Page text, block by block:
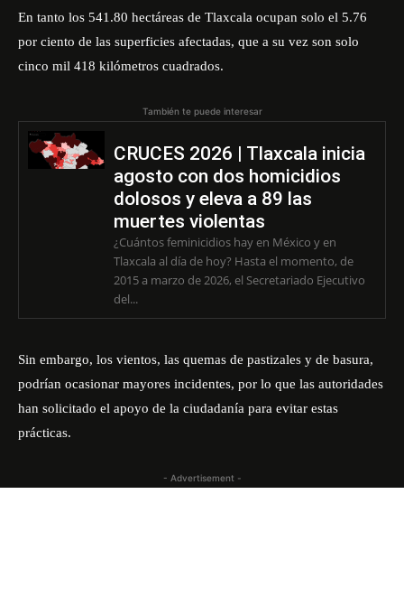
En tanto los 541.80 hectáreas de Tlaxcala ocupan solo el 5.76
por ciento de las superficies afectadas, que a su vez son solo
cinco mil 418 kilómetros cuadrados.
También te puede interesar
CRUCES 2026 | Tlaxcala inicia
agosto con dos homicidios
dolosos y eleva a 89 las
muertes violentas
¿Cuántos feminicidios hay en México y en
Tlaxcala al día de hoy? Hasta el momento, de
2015 a marzo de 2026, el Secretariado Ejecutivo
del...
Sin embargo, los vientos, las quemas de pastizales y de basura,
podrían ocasionar mayores incidentes, por lo que las autoridades
han solicitado el apoyo de la ciudadanía para evitar estas
prácticas.
- Advertisement -